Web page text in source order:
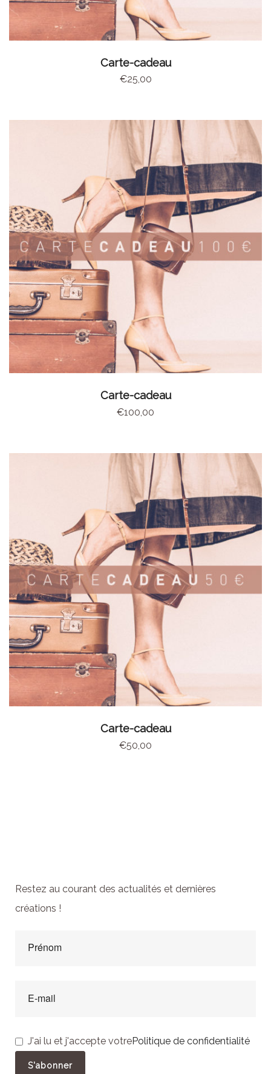
AJOUTER AU PANIER
Carte-cadeau
€25,00
AJOUTER AU PANIER
Carte-cadeau
€100,00
AJOUTER AU PANIER
Carte-cadeau
€50,00
Restez au courant des actualités et dernières
créations !
J'ai lu et j'accepte votrePolitique de confidentialité